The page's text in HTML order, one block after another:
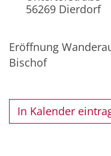
56269Dierdorf
Eröffnung
Bischof
In Kalender